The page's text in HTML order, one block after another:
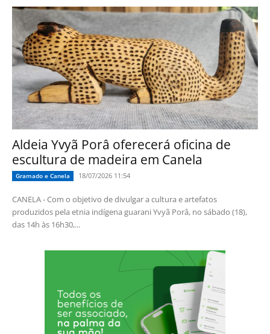
Aldeia Yvyã Porâ oferecerá oficina de
escultura de madeira em Canela
Gramado e Canela 18/07/2026 11:54
CANELA - Com o objetivo de divulgar a cultura e artefatos
produzidos pela etnia indígena guarani Yvyã Porâ, no sábado (18),
das 14h às 16h30,...